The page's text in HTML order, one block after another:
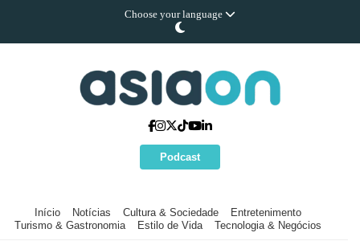
Choose your language
Podcast
Início Notícias Cultura & Sociedade
Entretenimento
Turismo & Gastronomia
Estilo de Vida Tecnologia & Negócios